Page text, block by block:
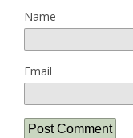
Name
Email